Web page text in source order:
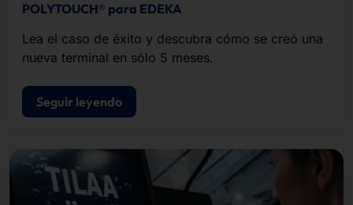
POLYTOUCH® para EDEKA
Lea el caso de éxito y descubra cómo se creó una
nueva terminal en sólo 5 meses.
Seguir leyendo